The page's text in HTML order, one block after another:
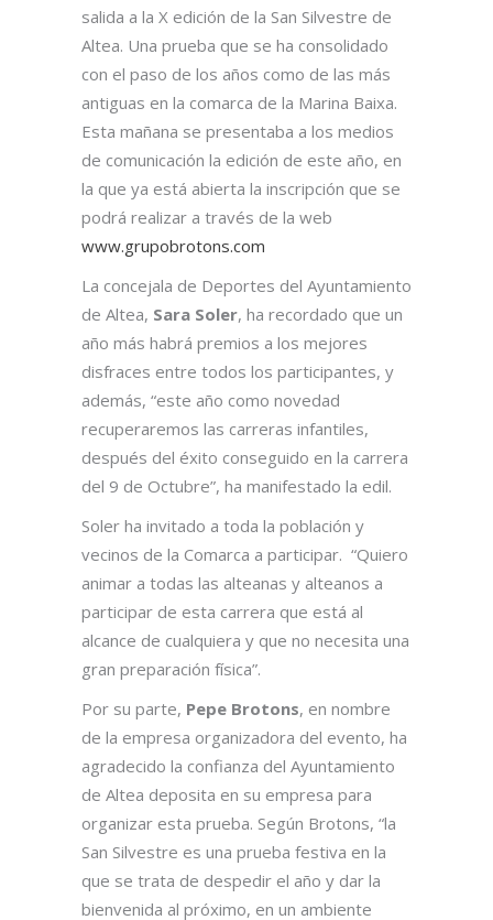
salida a la X edición de la San Silvestre de
Altea. Una prueba que se ha consolidado
con el paso de los años como de las más
antiguas en la comarca de la Marina Baixa.
Esta mañana se presentaba a los medios
de comunicación la edición de este año, en
la que ya está abierta la inscripción que se
podrá realizar a través de la web
www.grupobrotons.com
La concejala de Deportes del Ayuntamiento
de Altea, Sara Soler, ha recordado que un
año más habrá premios a los mejores
disfraces entre todos los participantes, y
además, “este año como novedad
recuperaremos las carreras infantiles,
después del éxito conseguido en la carrera
del 9 de Octubre”, ha manifestado la edil.
Soler ha invitado a toda la población y
vecinos de la Comarca a participar. “Quiero
animar a todas las alteanas y alteanos a
participar de esta carrera que está al
alcance de cualquiera y que no necesita una
gran preparación física”.
Por su parte, Pepe Brotons, en nombre
de la empresa organizadora del evento, ha
agradecido la confianza del Ayuntamiento
de Altea deposita en su empresa para
organizar esta prueba. Según Brotons, “la
San Silvestre es una prueba festiva en la
que se trata de despedir el año y dar la
bienvenida al próximo, en un ambiente